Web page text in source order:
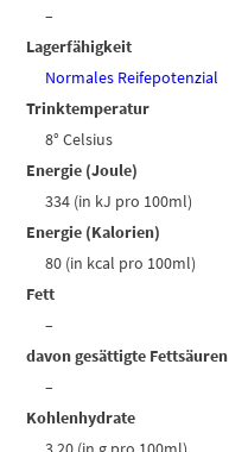
–
Lagerfähigkeit
Normales Reifepotenzial
Trinktemperatur
8° Celsius
Energie (Joule)
334 (in kJ pro 100ml)
Energie (Kalorien)
80 (in kcal pro 100ml)
Fett
–
davon gesättigte Fettsäuren
–
Kohlenhydrate